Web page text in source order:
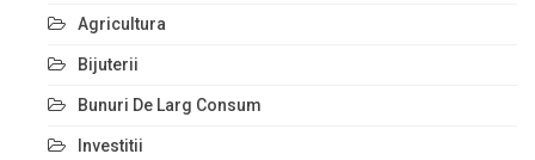
Agricultura
Bijuterii
Bunuri De Larg Consum
Investitii